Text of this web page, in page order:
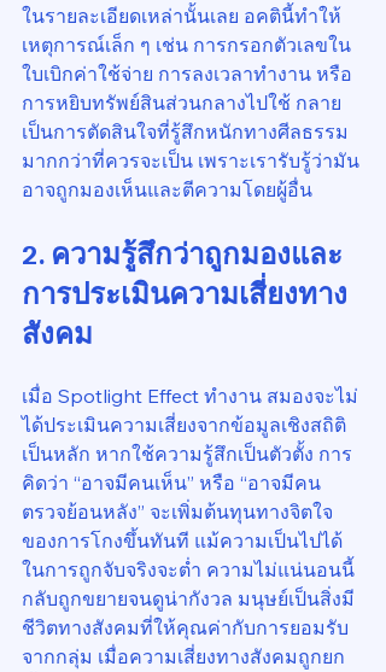
ในรายละเอียดเหล่านั้นเลย อคตินี้ทำให้
เหตุการณ์เล็ก ๆ เช่น การกรอกตัวเลขใน
ใบเบิกค่าใช้จ่าย การลงเวลาทำงาน หรือ
การหยิบทรัพย์สินส่วนกลางไปใช้ กลาย
เป็นการตัดสินใจที่รู้สึกหนักทางศีลธรรม
มากกว่าที่ควรจะเป็น เพราะเรารับรู้ว่ามัน
อาจถูกมองเห็นและตีความโดยผู้อื่น
2. ความรู้สึกว่าถูกมองและ
การประเมินความเสี่ยงทาง
สังคม
เมื่อ Spotlight Effect ทำงาน สมองจะไม่
ได้ประเมินความเสี่ยงจากข้อมูลเชิงสถิติ
เป็นหลัก หากใช้ความรู้สึกเป็นตัวตั้ง การ
คิดว่า “อาจมีคนเห็น” หรือ “อาจมีคน
ตรวจย้อนหลัง” จะเพิ่มต้นทุนทางจิตใจ
ของการโกงขึ้นทันที แม้ความเป็นไปได้
ในการถูกจับจริงจะต่ำ ความไม่แน่นอนนี้
กลับถูกขยายจนดูน่ากังวล มนุษย์เป็นสิ่งมี
ชีวิตทางสังคมที่ให้คุณค่ากับการยอมรับ
จากกลุ่ม เมื่อความเสี่ยงทางสังคมถูกยก